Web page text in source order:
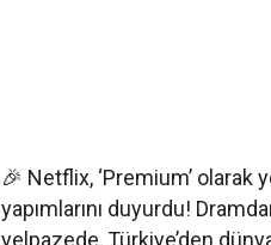
🎉 Netflix, ‘Premium’ olarak
yapımlarını duyurdu!